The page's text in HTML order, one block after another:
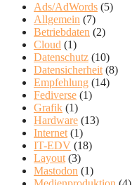
Ads/AdWords (5)
Allgemein (7)
Betriebdaten (2)
Cloud (1)
Datenschutz (10)
Datensicherheit (8)
Empfehlung (14)
Fediverse (1)
Grafik (1)
Hardware (13)
Internet (1)
IT-EDV (18)
Layout (3)
Mastodon (1)